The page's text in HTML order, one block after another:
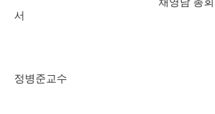
서
정병준교수